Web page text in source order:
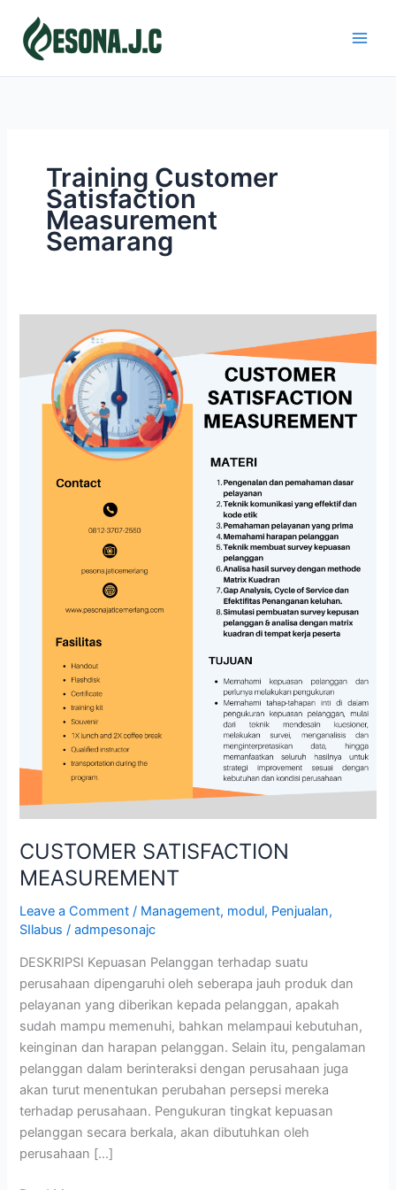
content
Training Customer
Satisfaction
Measurement
Semarang
CUSTOMER SATISFACTION
MEASUREMENT
Leave a Comment / Management, modul, Penjualan,
SIlabus /admpesonajc
DESKRIPSI Kepuasan Pelanggan terhadap suatu
perusahaan dipengaruhi oleh seberapa jauh produk dan
pelayanan yang diberikan kepada pelanggan, apakah
sudah mampu memenuhi, bahkan melampaui kebutuhan,
keinginan dan harapan pelanggan. Selain itu, pengalaman
pelanggan dalam berinteraksi dengan perusahaan juga
akan turut menentukan perubahan persepsi mereka
terhadap perusahaan. Pengukuran tingkat kepuasan
pelanggan secara berkala, akan dibutuhkan oleh
perusahaan […]
SATISFACTION
MEASUREMENT